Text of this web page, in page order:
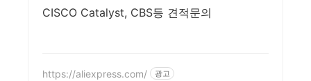
CISCO Catalyst, CBS등 견적문의
https://aliexpress.com/ 광고